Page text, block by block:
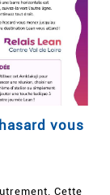
vous
Cette